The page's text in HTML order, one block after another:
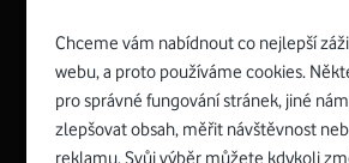
Zyxel VMG8623-T50B:
Rozměry modemu jsou 16 x 22 x 7,5
Spojte se s
Chceme vám nabídnout co nejlepší
webu, a proto používáme cookies.
pro správné fungování stránek, jiné
zlepšovat obsah, měřit návštěvnost
reklamu. Svůj výběr můžete kdykoli